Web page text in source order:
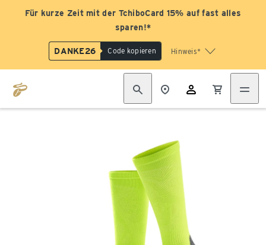
Für kurze Zeit mit der TchiboCard 15% auf fast alles
sparen!*
DANKE26 Code kopieren Hinweis*